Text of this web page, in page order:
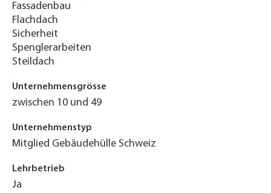
Fassadenbau
Flachdach
Sicherheit
Spenglerarbeiten
Steildach
Unternehmensgrösse
zwischen 10 und 49
Unternehmenstyp
Mitglied Gebäudehülle Schweiz
Lehrbetrieb
Ja